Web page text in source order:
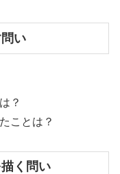
い
？
ことは？
く問い